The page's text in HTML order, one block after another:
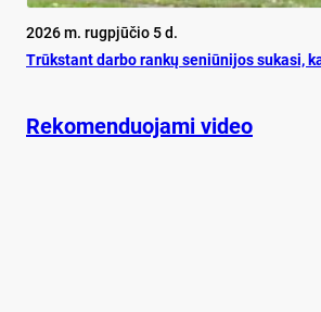
2026 m. rugpjūčio 5 d.
Trūks­tant dar­bo ran­kų se­niū­ni­jos su­ka­si,
Rekomenduojami video